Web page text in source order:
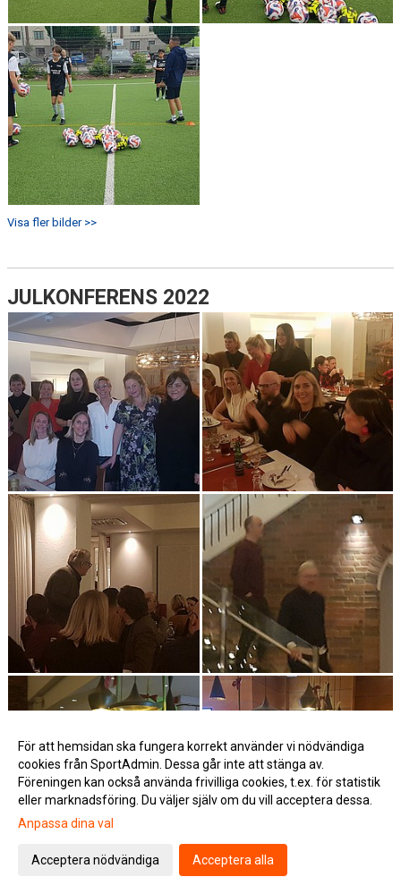
Visa fler bilder >>
JULKONFERENS 2022
För att hemsidan ska fungera korrekt använder vi nödvändiga
cookies från SportAdmin. Dessa går inte att stänga av.
Föreningen kan också använda frivilliga cookies, t.ex. för statistik
eller marknadsföring. Du väljer själv om du vill acceptera dessa.
Anpassa dina val
Acceptera nödvändiga Acceptera alla